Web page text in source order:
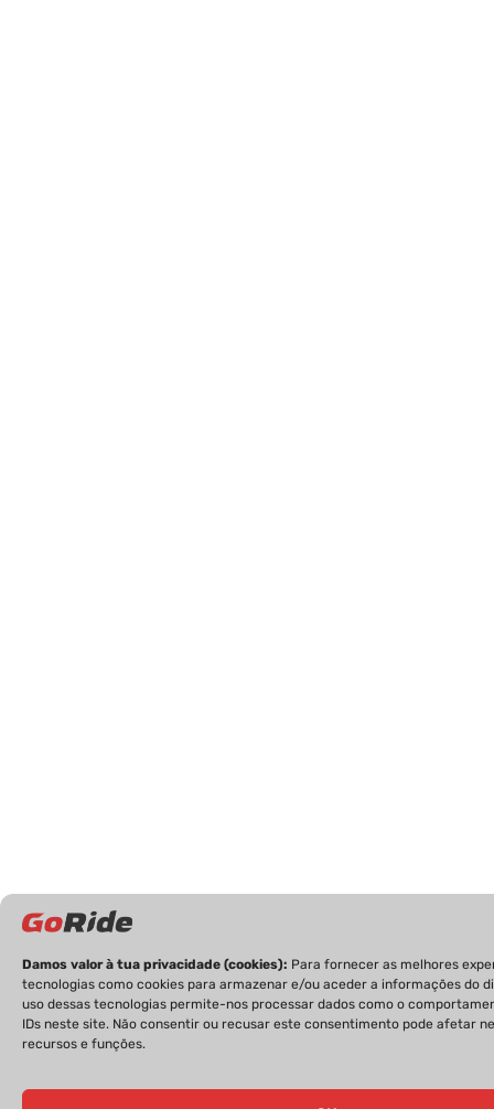
Damos valor à tua privacidade (cookies): Para fornecer as melhores
tecnologias como cookies para armazenar e/ou aceder a informações do
uso dessas tecnologias permite-nos processar dados como o
IDs neste site. Não consentir ou recusar este consentimento pode afetar
recursos e funções.